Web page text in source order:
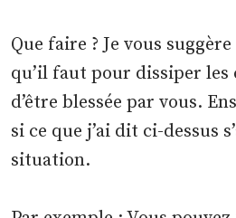
Que faire ? Je vous
qu’il faut pour dissiper les
d’être blessée par vous.
si ce que j’ai dit ci-dessus
situation.